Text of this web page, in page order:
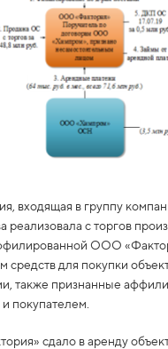
входящая в группу
реализовала с торгов
ООО
средств для покупки
также признанные
покупателем.
сдало в аренду